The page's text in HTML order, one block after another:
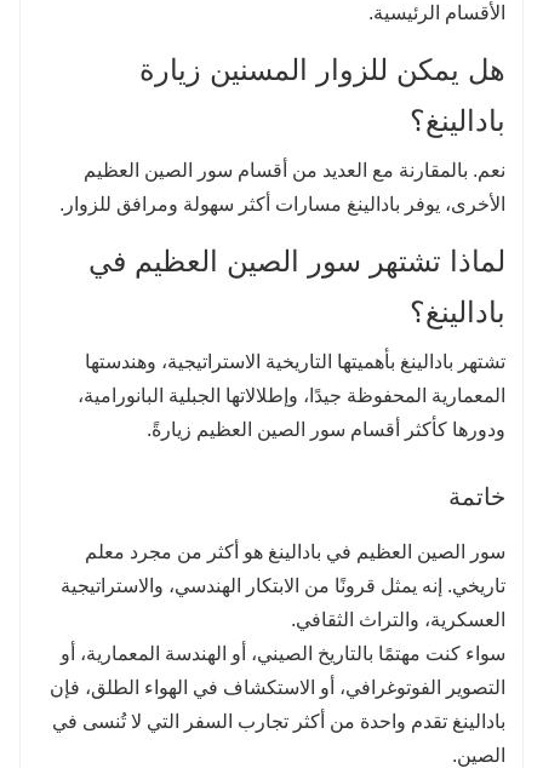
الأقسام الرئيسية.
هل يمكن للزوار المسنين زيارة
بادالينغ؟
نعم. بالمقارنة مع العديد من أقسام سور الصين العظيم
الأخرى، يوفر بادالينغ مسارات أكثر سهولة ومرافق للزوار.
لماذا تشتهر سور الصين العظيم في
بادالينغ؟
تشتهر بادالينغ بأهميتها التاريخية الاستراتيجية، وهندستها
المعمارية المحفوظة جيدًا، وإطلالاتها الجبلية البانورامية،
ودورها كأكثر أقسام سور الصين العظيم زيارةً.
خاتمة
سور الصين العظيم في بادالينغ هو أكثر من مجرد معلم
تاريخي. إنه يمثل قرونًا من الابتكار الهندسي، والاستراتيجية
العسكرية، والتراث الثقافي.
سواء كنت مهتمًا بالتاريخ الصيني، أو الهندسة المعمارية، أو
التصوير الفوتوغرافي، أو الاستكشاف في الهواء الطلق، فإن
بادالينغ تقدم واحدة من أكثر تجارب السفر التي لا تُنسى في
الصين.